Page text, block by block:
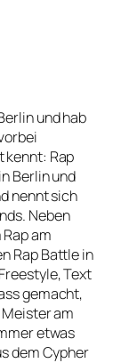
und hab
kennt: Rap
Berlin und
nennt sich
Neben
am
Rap Battle in
Text
gemacht,
am
etwas
dem Cypher